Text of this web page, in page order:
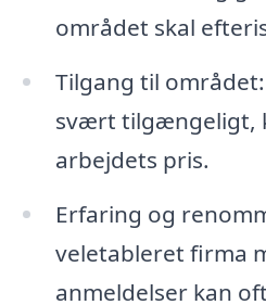
området skal
Tilgang til
svært tilgængeligt,
arbejdets pris.
Erfaring og
veletableret firma
anmeldelser kan